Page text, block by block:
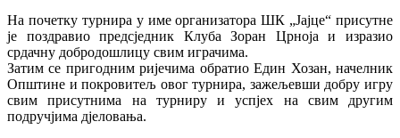
На почетку турнира у име организатора ШК „Јајце“ присутне
је поздравио предсједник Клуба Зоран Црноја и изразио
срдачну добродошлицу свим играчима.
Затим се пригодним ријечима обратио Един Хозан, начелник
Општине и покровитељ овог турнира, зажељевши добру игру
свим присутнима на турниру и успјех на свим другим
подручјима дјеловања.